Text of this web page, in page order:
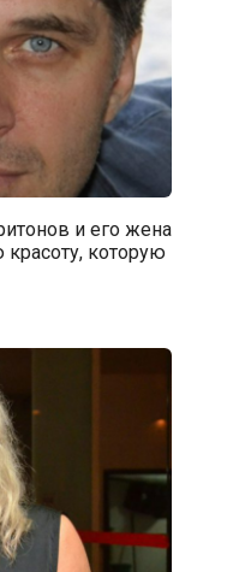
и его жена
которую